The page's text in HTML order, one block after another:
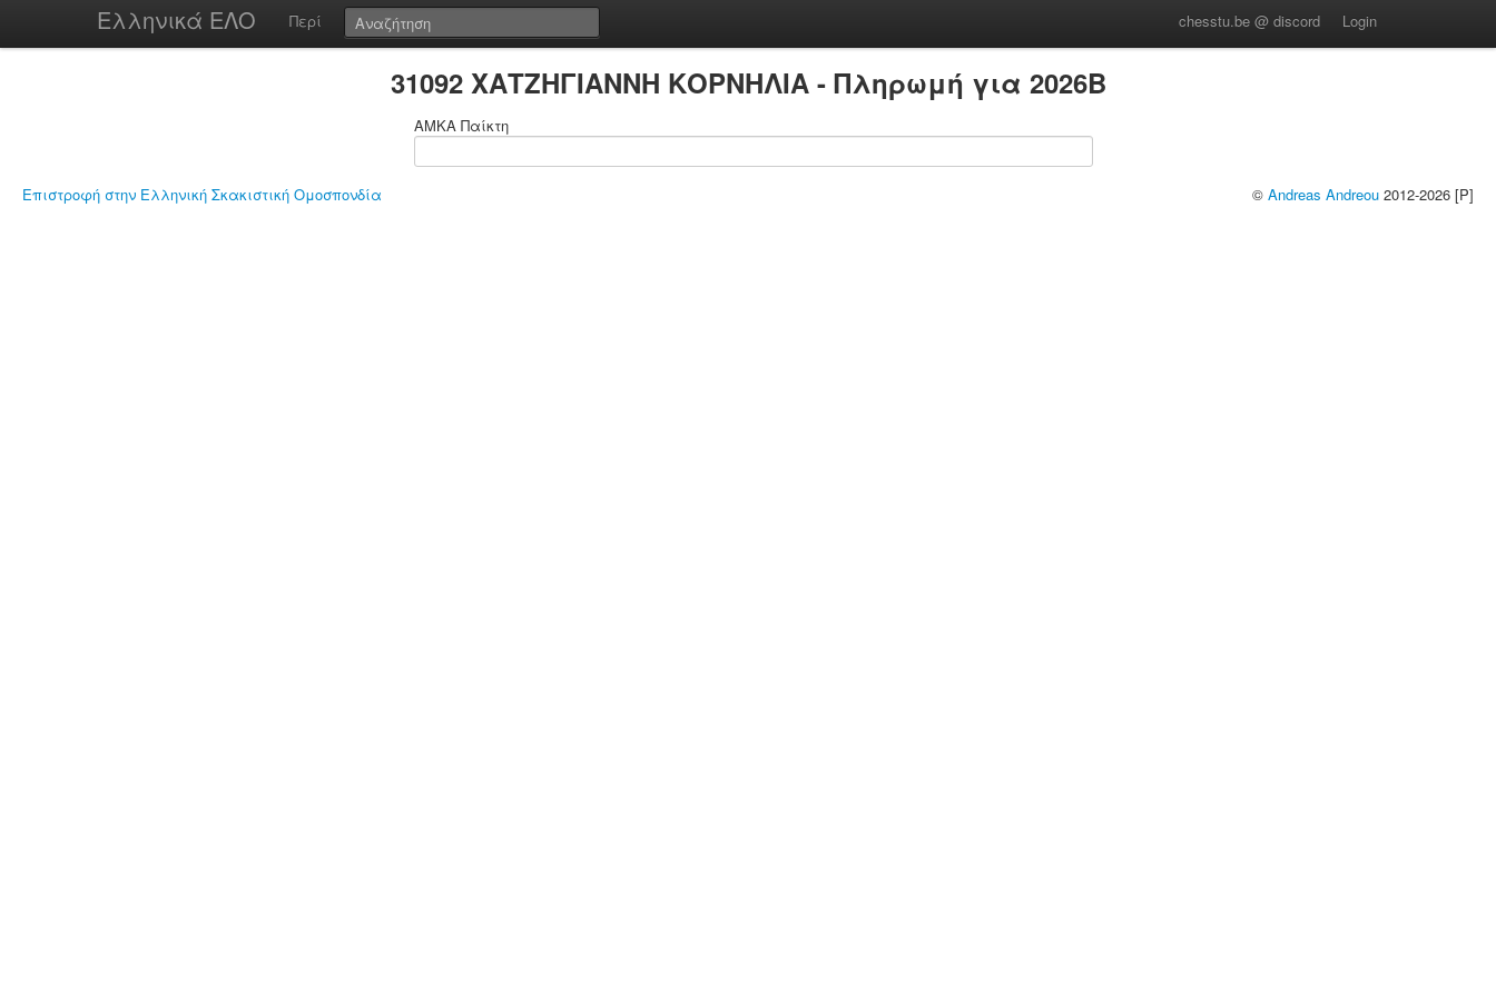
Ελληνικά ΕΛΟ Περί chesstu.be @ discord Login
31092 ΧΑΤΖΗΓΙΑΝΝΗ ΚΟΡΝΗΛΙΑ - Πληρωμή για 2026B
ΑΜΚΑ Παίκτη
Επιστροφή στην Ελληνική Σκακιστική Ομοσπονδία © Andreas Andreou 2012-2026 [P]